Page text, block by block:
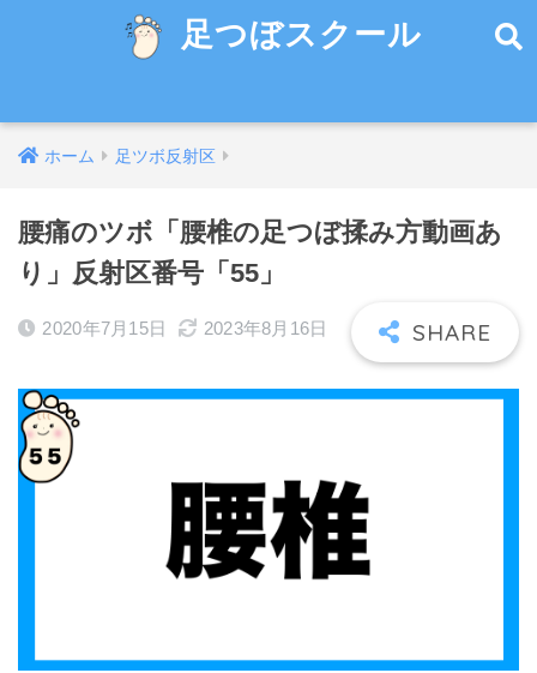
足つぼスクール
ホーム 足ツボ反射区
腰痛のツボ「腰椎の足つぼ揉み方動画あ
り」反射区番号「55」
2020年7月15日 2023年8月16日